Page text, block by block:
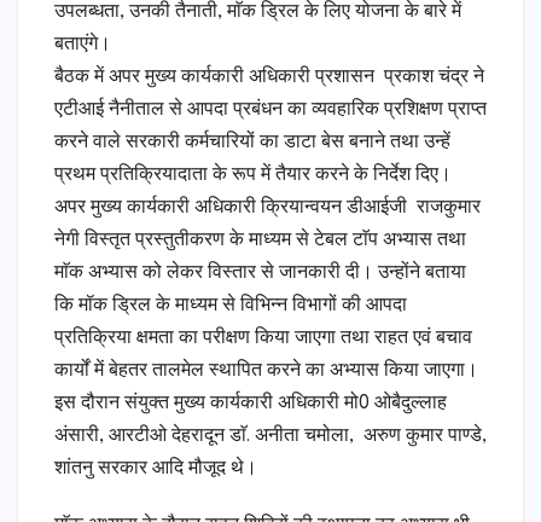
उपलब्धता, उनकी तैनाती, माॅक ड्रिल के लिए योजना के बारे में
बताएंगे।
बैठक में अपर मुख्य कार्यकारी अधिकारी प्रशासन प्रकाश चंद्र ने
एटीआई नैनीताल से आपदा प्रबंधन का व्यवहारिक प्रशिक्षण प्राप्त
करने वाले सरकारी कर्मचारियों का डाटा बेस बनाने तथा उन्हें
प्रथम प्रतिक्रियादाता के रूप में तैयार करने के निर्देश दिए।
अपर मुख्य कार्यकारी अधिकारी क्रियान्वयन डीआईजी राजकुमार
नेगी विस्तृत प्रस्तुतीकरण के माध्यम से टेबल टाॅप अभ्यास तथा
माॅक अभ्यास को लेकर विस्तार से जानकारी दी। उन्होंने बताया
कि मॉक ड्रिल के माध्यम से विभिन्न विभागों की आपदा
प्रतिक्रिया क्षमता का परीक्षण किया जाएगा तथा राहत एवं बचाव
कार्यों में बेहतर तालमेल स्थापित करने का अभ्यास किया जाएगा।
इस दौरान संयुक्त मुख्य कार्यकारी अधिकारी मो0 ओबैदुल्लाह
अंसारी, आरटीओ देहरादून डाॅ. अनीता चमोला, अरुण कुमार पाण्डे,
शांतनु सरकार आदि मौजूद थे।